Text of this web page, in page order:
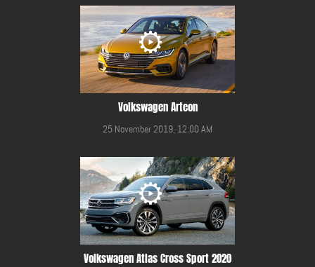
Volkswagen Arteon
25 November 2019, 12:00 AM
Volkswagen Atlas Cross Sport 2020